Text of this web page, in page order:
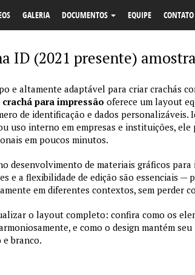
GALERIA DOCUMENTOS EQUIPE CONTATO
ID (2021 presente) amostra
e altamente adaptável para criar crachás
para impressão oferece um layout
de identificação e dados personalizáveis.
uso interno em empresas e instituições,
em poucos minutos.
desenvolvimento de materiais gráficos
e a flexibilidade de edição são essenciais —
em diferentes contextos, sem perder
o layout completo: confira como os
e como o design mantém
branco.